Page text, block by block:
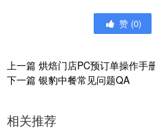
赞 (0)
上一篇 烘焙门店PC预订单操作手
下一篇 银豹中餐常见问题QA
相关推荐